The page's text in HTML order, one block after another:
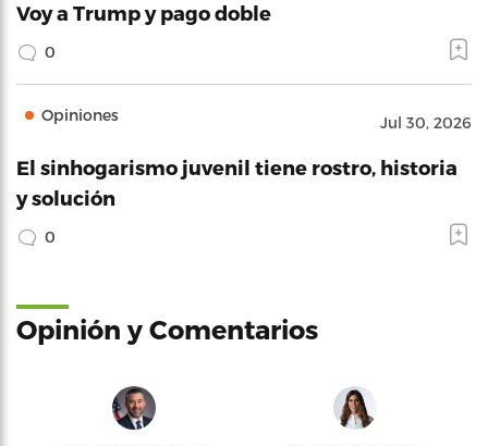
Voy a Trump y pago doble
0
Opiniones Jul 30, 2026
El sinhogarismo juvenil tiene rostro, historia
y solución
0
Opinión y Comentarios